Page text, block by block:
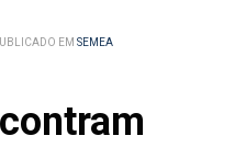
EM SEMEA